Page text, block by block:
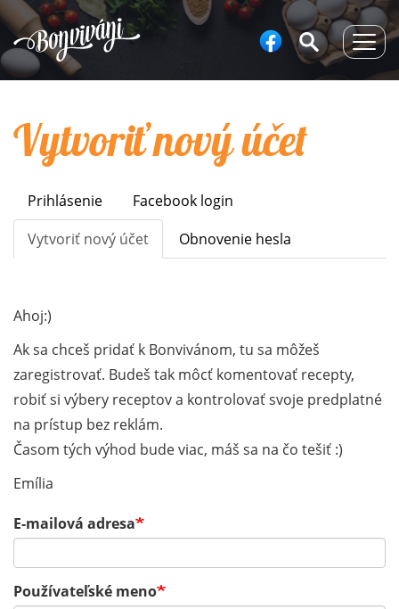
Vytvoriť nový účet
Primary
tabs
Prihlásenie
Facebook login
Vytvoriť nový účet (aktívna
karta)
Obnovenie hesla
Ahoj:)
Ak sa chceš pridať k Bonvivánom, tu sa môžeš
zaregistrovať. Budeš tak môcť komentovať recepty,
robiť si výbery receptov a kontrolovať svoje predplatné
na prístup bez reklám.
Časom tých výhod bude viac, máš sa na čo tešiť :)
Emília
E-mailová adresa
Používateľské meno